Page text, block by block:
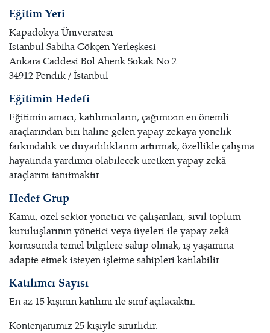
Eğitim Yeri
Kapadokya Üniversitesi
İstanbul Sabiha Gökçen Yerleşkesi
Ankara Caddesi Bol Ahenk Sokak No:2
34912 Pendik / İstanbul
Eğitimin Hedefi
Eğitimin amacı, katılımcıların; çağımızın en önemli
araçlarından biri haline gelen yapay zekaya yönelik
farkındalık ve duyarlılıklarını artırmak, özellikle çalışma
hayatında yardımcı olabilecek üretken yapay zekâ
araçlarını tanıtmaktır.
Hedef Grup
Kamu, özel sektör yönetici ve çalışanları, sivil toplum
kuruluşlarının yönetici veya üyeleri ile yapay zekâ
konusunda temel bilgilere sahip olmak, iş yaşamına
adapte etmek isteyen işletme sahipleri katılabilir.
Katılımcı Sayısı
En az 15 kişinin katılımı ile sınıf açılacaktır.
Kontenjanımız 25 kişiyle sınırlıdır.